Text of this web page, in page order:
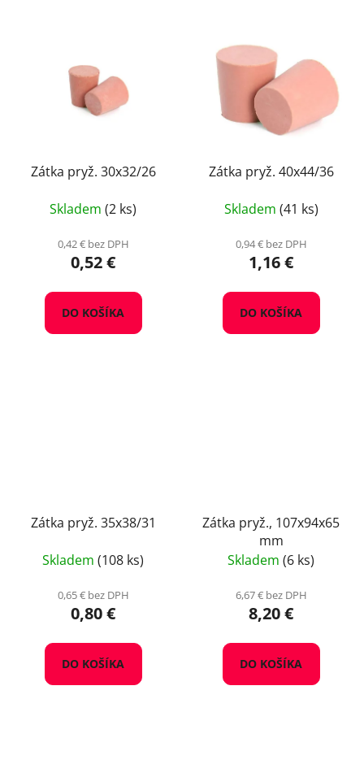
Zátka pryž. 30x32/26
Skladem (2 ks)
0,42 € bez DPH
0,52 €
DO KOŠÍKA
Zátka pryž. 40x44/36
Skladem (41 ks)
0,94 € bez DPH
1,16 €
DO KOŠÍKA
Zátka pryž. 35x38/31
Skladem (108 ks)
0,65 € bez DPH
0,80 €
DO KOŠÍKA
Zátka pryž., 107x94x65
mm
Skladem (6 ks)
6,67 € bez DPH
8,20 €
DO KOŠÍKA